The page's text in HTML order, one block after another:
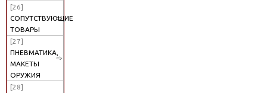
[26]
СОПУТСТВУЮЩИЕ
ТОВАРЫ
[27]
ПНЕВМАТИКА,
МАКЕТЫ
ОРУЖИЯ
[28]